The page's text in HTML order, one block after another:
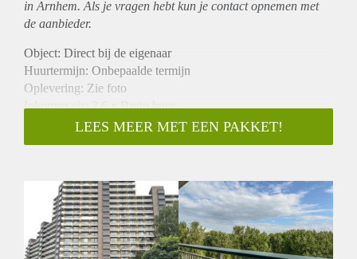
in Arnhem. Als je vragen hebt kun je contact opnemen met
de aanbieder.
Object: Direct bij de eigenaar
Huurtermijn: Onbepaalde termijn
Oplevering: Zie foto
Inkomen eis: 2,6 x Bruto huur
Garantiestelling mogelijk: Ja
Borg: 1 Maand
Huisdieren toegestaan: Afhankelijk van de Eigenaar
Huurtoeslag grens: Nee
Geschikt voor studenten: Afhankelijk van de Eigenaar
LEES MEER MET EEN PAKKET!